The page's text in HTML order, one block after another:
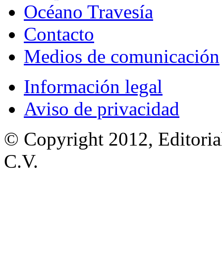
Océano Travesía
Contacto
Medios de comunicación
Información legal
Aviso de privacidad
© Copyright 2012,
C.V.